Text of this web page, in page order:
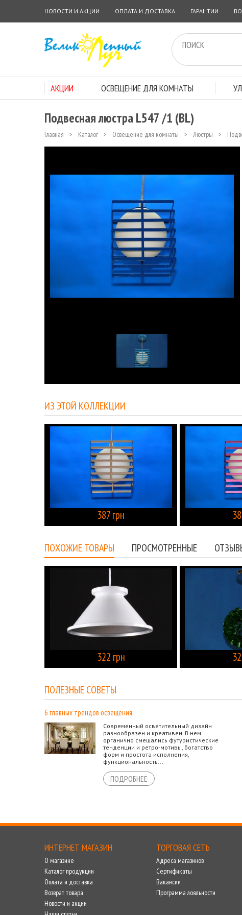
НОВОСТИ И АКЦИИ ОПЛАТА И ДОСТАВКА ГАРАНТИИ
АКЦИИ ОСВЕЩЕНИЕ ДЛЯ КОМНАТЫ
Подвесная люстра L547 /1 (BL)
Главная > Каталог > Освещение для комнаты > Люстры >
ИЗ ЭТОЙ КОЛЛЕКЦИИ
387 грн
ПОХОЖИЕ ТОВАРЫ ПРОСМОТРЕННЫЕ
322 грн
ПОЛЕЗНЫЕ СОВЕТЫ
6 главных трендов освещения
Современный осветительный дизайн
разнообразен и креативен. В нем
органично смешались футуристические
тенденции и ретро-мотивы, богатство
форм и простота исполнения,
функциональность...
ПОДРОБНЕЕ
ИНТЕРНЕТ МАГАЗИН
О магазине
Каталог продукции
Оплата и доставка
Возврат товара
Новости и акции
ТОРГОВАЯ СЕТЬ
Адреса магазинов
Сертификаты
Вакансии
Программа лояльности